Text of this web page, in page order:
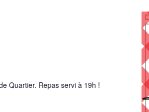
Quartier. Repas servi à 19h !